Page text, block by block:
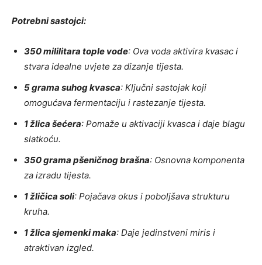
Potrebni sastojci:
350 mililitara tople vode: Ova voda aktivira kvasac i
stvara idealne uvjete za dizanje tijesta.
5 grama suhog kvasca: Ključni sastojak koji
omogućava fermentaciju i rastezanje tijesta.
1 žlica šećera: Pomaže u aktivaciji kvasca i daje blagu
slatkoću.
350 grama pšeničnog brašna: Osnovna komponenta
za izradu tijesta.
1 žličica soli: Pojačava okus i poboljšava strukturu
kruha.
1 žlica sjemenki maka: Daje jedinstveni miris i
atraktivan izgled.